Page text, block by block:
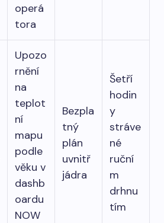
operá
tora
Upozo
rnění
na
teplot
ní
mapu
podle
věku v
dashb
oardu
NOW
Bezpla
tný
plán
uvnitř
jádra
Šetří
hodin
y
stráve
né
ruční
m
drhnu
tím